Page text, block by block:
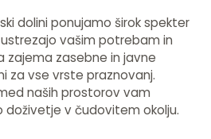
dolini ponujamo širok spekter
vašim potrebam in
zajema zasebne in javne
za vse vrste praznovanj.
naših prostorov vam
v čudovitem okolju.